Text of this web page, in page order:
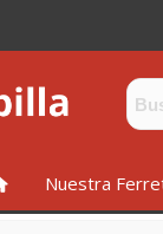
INICIONuestra